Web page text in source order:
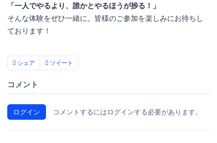
「一人でやるより、誰かとやるほうが捗る！」
そんな体験をぜひ一緒に。皆様のご参加を楽しみにお待ちし
ております！
シェア ツイート
コメント
ログイン コメントするにはログインする必要があります。